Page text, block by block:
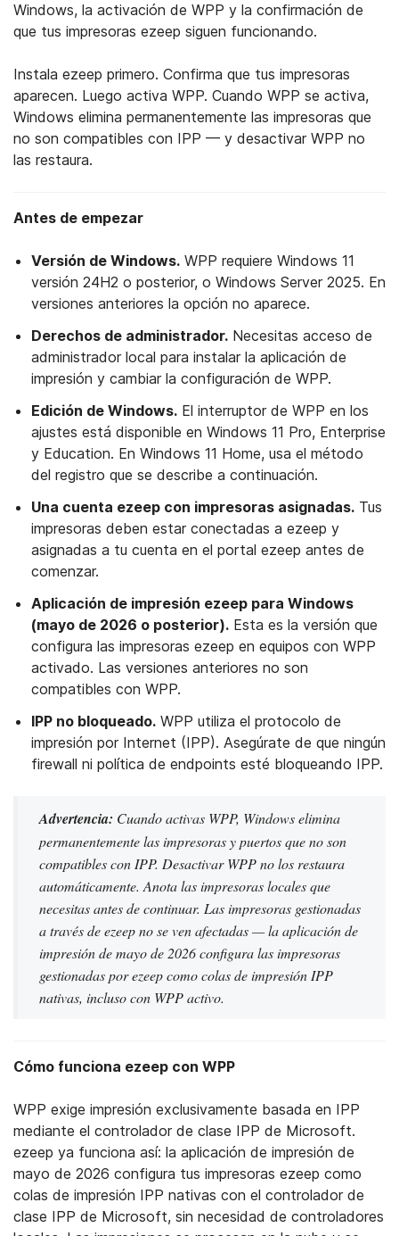
Windows, la activación de WPP y la confirmación de
que tus impresoras ezeep siguen funcionando.
Instala ezeep primero. Confirma que tus impresoras
aparecen. Luego activa WPP. Cuando WPP se activa,
Windows elimina permanentemente las impresoras que
no son compatibles con IPP — y desactivar WPP no
las restaura.
Antes de empezar
Versión de Windows. WPP requiere Windows 11
versión 24H2 o posterior, o Windows Server 2025. En
versiones anteriores la opción no aparece.
Derechos de administrador. Necesitas acceso de
administrador local para instalar la aplicación de
impresión y cambiar la configuración de WPP.
Edición de Windows. El interruptor de WPP en los
ajustes está disponible en Windows 11 Pro, Enterprise
y Education. En Windows 11 Home, usa el método
del registro que se describe a continuación.
Una cuenta ezeep con impresoras asignadas. Tus
impresoras deben estar conectadas a ezeep y
asignadas a tu cuenta en el portal ezeep antes de
comenzar.
Aplicación de impresión ezeep para Windows
(mayo de 2026 o posterior). Esta es la versión que
configura las impresoras ezeep en equipos con WPP
activado. Las versiones anteriores no son
compatibles con WPP.
IPP no bloqueado. WPP utiliza el protocolo de
impresión por Internet (IPP). Asegúrate de que ningún
firewall ni política de endpoints esté bloqueando IPP.
Advertencia: Cuando activas WPP, Windows elimina
permanentemente las impresoras y puertos que no son
compatibles con IPP. Desactivar WPP no los restaura
automáticamente. Anota las impresoras locales que
necesitas antes de continuar. Las impresoras gestionadas
a través de ezeep no se ven afectadas — la aplicación de
impresión de mayo de 2026 configura las impresoras
gestionadas por ezeep como colas de impresión IPP
nativas, incluso con WPP activo.
Cómo funciona ezeep con WPP
WPP exige impresión exclusivamente basada en IPP
mediante el controlador de clase IPP de Microsoft.
ezeep ya funciona así: la aplicación de impresión de
mayo de 2026 configura tus impresoras ezeep como
colas de impresión IPP nativas con el controlador de
clase IPP de Microsoft, sin necesidad de controladores